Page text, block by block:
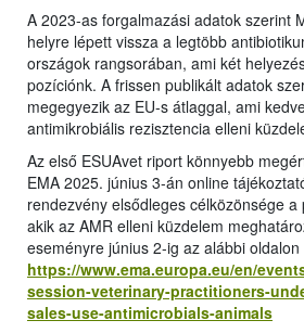
A 2023-as forgalmazási adatok szerint
helyre lépett vissza a legtöbb
országok rangsorában, ami két
pozíciónk. A frissen publikált adatok
megegyezik az EU-s átlaggal, ami
antimikrobiális rezisztencia elleni
Az első ESUAvet riport könnyebb
EMA 2025. június 3-án online
rendezvény elsődleges célközönsége
akik az AMR elleni küzdelem
eseményre június 2-ig az alábbi
https://www.ema.europa.eu/en/
session-veterinary-practitioners-
sales-use-antimicrobials-animals